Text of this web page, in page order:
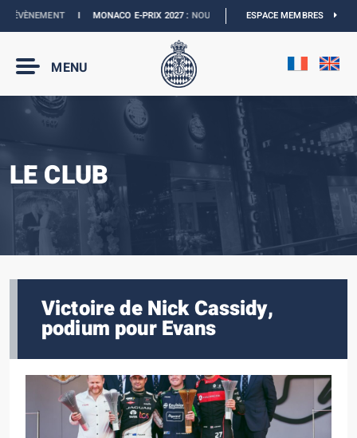
I MONACO E-PRIX 2027 :NOUVELLES DATESIBOUTIQUE
ESPACE MEMBRES
MENU
LE CLUB
Victoire de Nick Cassidy,
podium pour Evans